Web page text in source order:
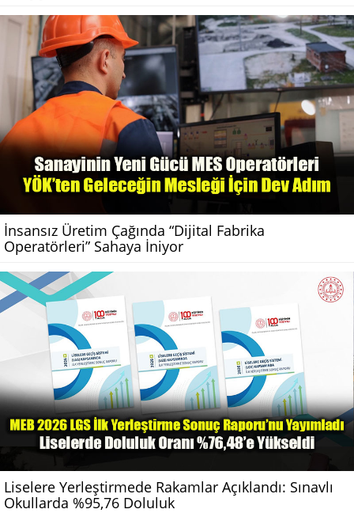
İnsansız Üretim Çağında “Dijital Fabrika
Operatörleri” Sahaya İniyor
Liselere Yerleştirmede Rakamlar Açıklandı: Sınavlı
Okullarda %95,76 Doluluk